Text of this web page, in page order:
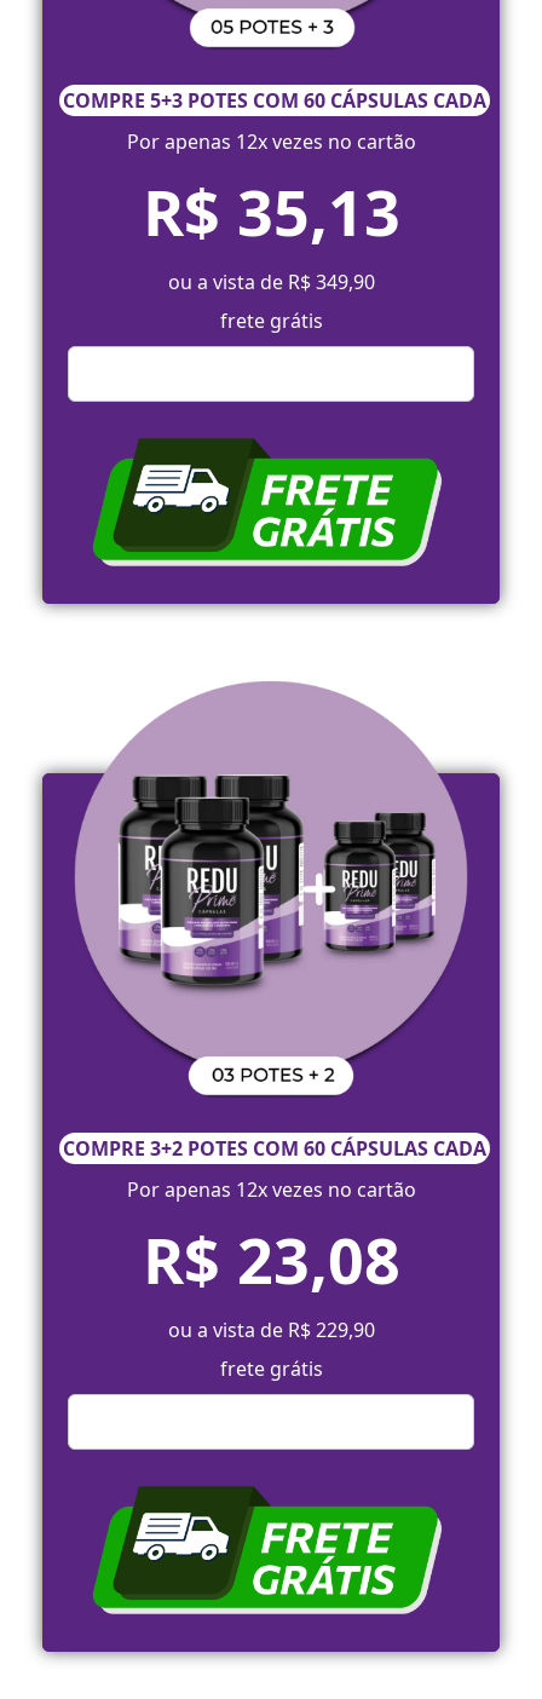
COMPRE 5+3 POTES COM 60 CÁPSULAS CADA
Por apenas 12x vezes no cartão
R$ 35,13
ou a vista de R$ 349,90
frete grátis
COMPRE 3+2 POTES COM 60 CÁPSULAS CADA
Por apenas 12x vezes no cartão
R$ 23,08
ou a vista de R$ 229,90
frete grátis